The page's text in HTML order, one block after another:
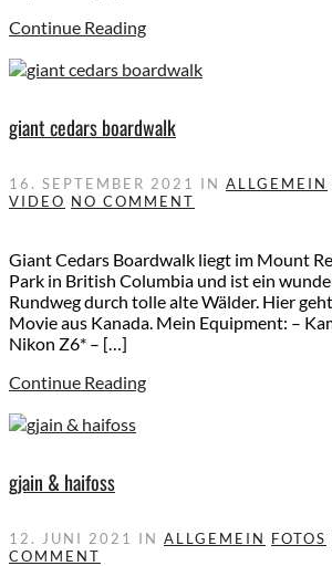
Continue Reading
giant cedars boardwalk
16. SEPTEMBER 2021 IN ALLGEMEIN
VIDEO NO COMMENT
Giant Cedars Boardwalk liegt im Mount
Park in British Columbia und ist ein
Rundweg durch tolle alte Wälder. Hier
Movie aus Kanada. Mein Equipment: –
Nikon Z6* – […]
Continue Reading
gjain & haifoss
12. JUNI 2021 IN ALLGEMEIN FOTOS
COMMENT